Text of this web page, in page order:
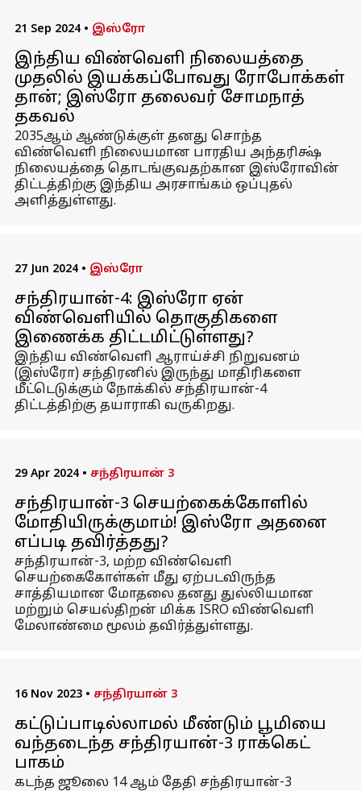
21 Sep 2024 • இஸ்ரோ
இந்திய விண்வெளி நிலையத்தை
முதலில் இயக்கப்போவது ரோபோக்கள்
தான்; இஸ்ரோ தலைவர் சோமநாத்
தகவல்
2035ஆம் ஆண்டுக்குள் தனது சொந்த
விண்வெளி நிலையமான பாரதிய அந்தரிக்ஷ்
நிலையத்தை தொடங்குவதற்கான இஸ்ரோவின்
திட்டத்திற்கு இந்திய அரசாங்கம் ஒப்புதல்
அளித்துள்ளது.
27 Jun 2024 • இஸ்ரோ
சந்திரயான்-4: இஸ்ரோ ஏன்
விண்வெளியில் தொகுதிகளை
இணைக்க திட்டமிட்டுள்ளது?
இந்திய விண்வெளி ஆராய்ச்சி நிறுவனம்
(இஸ்ரோ) சந்திரனில் இருந்து மாதிரிகளை
மீட்டெடுக்கும் நோக்கில் சந்திரயான்-4
திட்டத்திற்கு தயாராகி வருகிறது.
29 Apr 2024 • சந்திரயான் 3
சந்திரயான்-3 செயற்கைக்கோளில்
மோதியிருக்குமாம்! இஸ்ரோ அதனை
எப்படி தவிர்த்தது?
சந்திரயான்-3, மற்ற விண்வெளி
செயற்கைகோள்கள் மீது ஏற்படவிருந்த
சாத்தியமான மோதலை தனது துல்லியமான
மற்றும் செயல்திறன் மிக்க ISRO விண்வெளி
மேலாண்மை மூலம் தவிர்த்துள்ளது.
16 Nov 2023 • சந்திரயான் 3
கட்டுப்பாடில்லாமல் மீண்டும் பூமியை
வந்தடைந்த சந்திரயான்-3 ராக்கெட்
பாகம்
கடந்த ஜூலை 14 ஆம் தேதி சந்திரயான்-3